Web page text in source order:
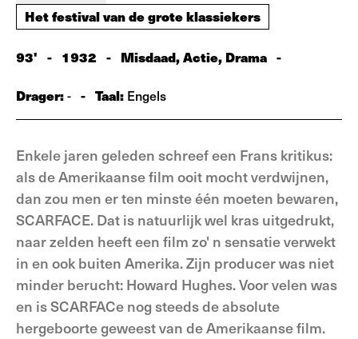
Het festival van de grote klassiekers
93' - 1932 - Misdaad, Actie, Drama -
Drager:- - Taal: Engels
Enkele jaren geleden schreef een Frans kritikus:
als de Amerikaanse film ooit mocht verdwijnen,
dan zou men er ten minste één moeten bewaren,
SCARFACE. Dat is natuurlijk wel kras uitgedrukt,
naar zelden heeft een film zo' n sensatie verwekt
in en ook buiten Amerika. Zijn producer was niet
minder berucht: Howard Hughes. Voor velen was
en is SCARFACe nog steeds de absolute
hergeboorte geweest van de Amerikaanse film.